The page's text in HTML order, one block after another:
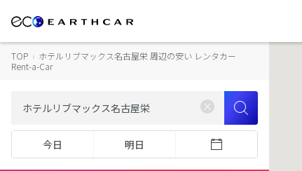
TOP › ホテルリブマックス名古屋栄 周辺の安い レンタカー
Rent-a-Car
今日 明日